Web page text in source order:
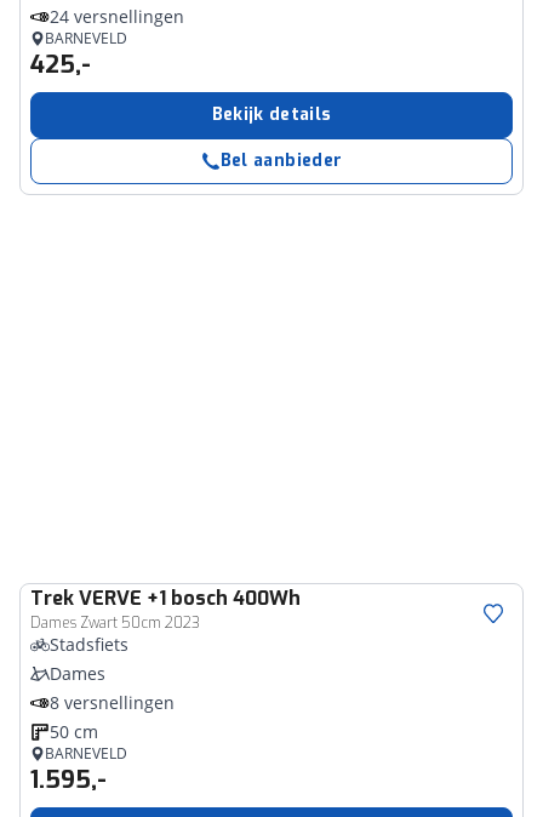
24 versnellingen
BARNEVELD
425,-
Bekijk details
Bel aanbieder
TrekVERVE +1 bosch 400Wh
Dames Zwart 50cm 2023
Stadsfiets
Dames
8 versnellingen
50 cm
BARNEVELD
1.595,-